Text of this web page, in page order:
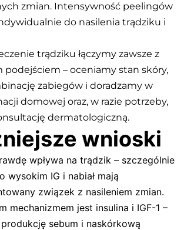
zmian. Intensywność peelingów
do nasilenia trądziku i
trądziku łączymy zawsze z
– oceniamy stan skóry,
zabiegów i doradzamy w
domowej oraz, w razie potrzeby,
dermatologiczną.
wnioski
wpływa na trądzik – szczególnie
wysokim IG i nabiał mają
związek z nasileniem zmian.
mechanizmem jest insulina i IGF-1 –
sebum i naskórkową